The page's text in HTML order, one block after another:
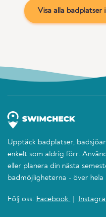
Visa alla badplatser
Upptäck badplatser,
enkelt som aldrig förr.
eller planera din nästa
badmöjligheterna - över hela
Följ oss: Facebook